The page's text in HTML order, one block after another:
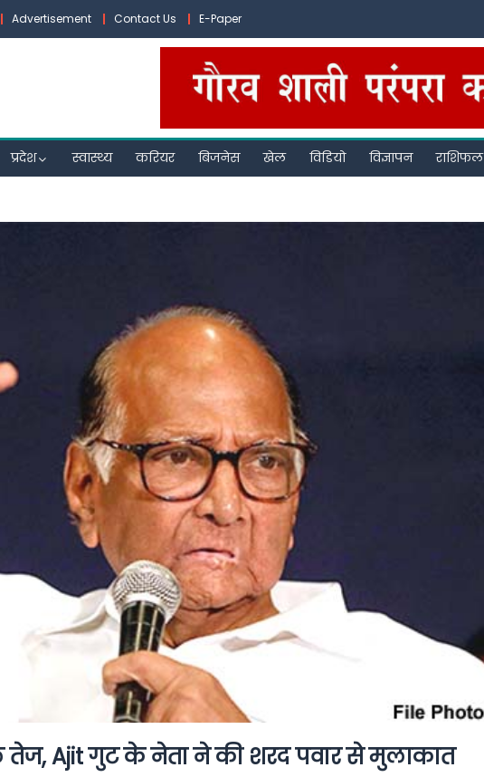
Advertisement Contact Us E-Paper
प्रदेश स्वास्थ्य करियर बिजनेस खेल विडियो विज्ञापन राशिफल
तेज, Ajit गुट के नेता ने की शरद पवार से मुलाकात